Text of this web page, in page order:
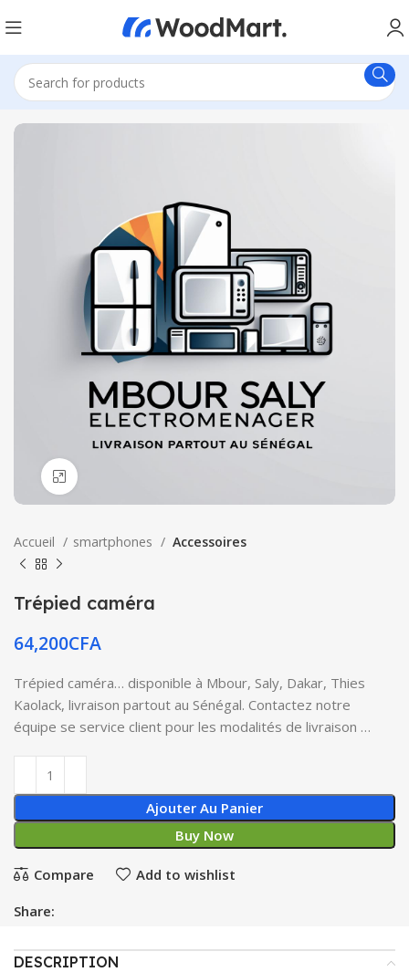
Accueil smartphones Accessoires
Trépied caméra
64,200CFA
Trépied caméra… disponible à Mbour, Saly, Dakar, Thies
Kaolack, livraison partout au Sénégal. Contactez notre
équipe se service client pour les modalités de livraison …
Ajouter Au Panier
Buy Now
Compare Add to wishlist
Share:
DESCRIPTION